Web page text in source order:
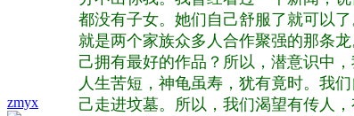
zmyx
都没有子女。她们自己舒服了就可以
就是两个家族众多人合作聚强的那条
己拥有最好的作品？所以，潜意识中
人生苦短，神龟虽寿，犹有竟时。我
己走进坟墓。所以，我们渴望有传人